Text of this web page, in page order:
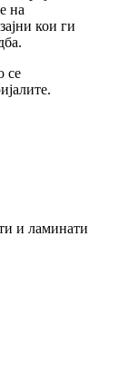
на
кои ги
се
и ламинати